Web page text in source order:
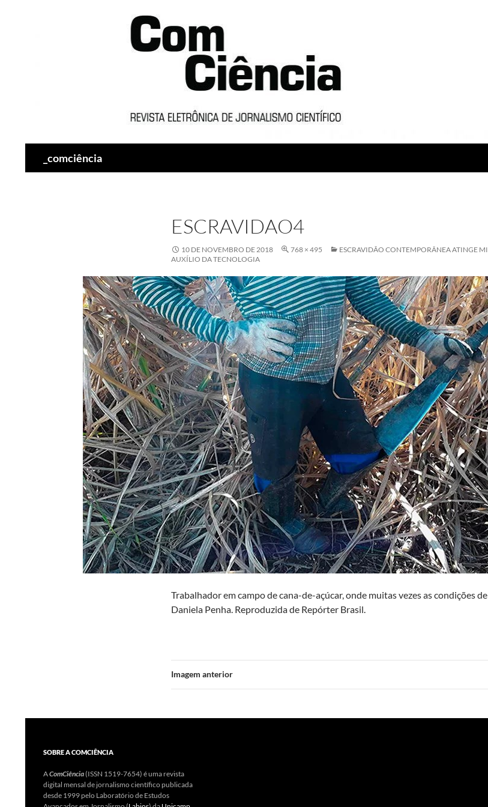
_comciência
ESCRAVIDAO4
10 DE NOVEMBRO DE 2018 768 × 495
ESCRAVIDÃO CONTEMPORÂNEA ATINGE
AUXÍLIO DA TECNOLOGIA
Trabalhador em campo de cana-de-açúcar, onde muitas vezes as condições
Daniela Penha. Reproduzida de Repórter Brasil.
Imagem anterior
SOBRE A COMCIÊNCIA
AComCiência(ISSN 1519-7654) é uma revista
digital mensal de jornalismo científico publicada
desde 1999 pelo Laboratório de Estudos